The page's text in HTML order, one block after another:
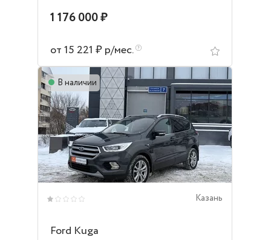
1 176 000 ₽
от 15 221 ₽ р/мес.
В наличии
Казань
Ford Kuga